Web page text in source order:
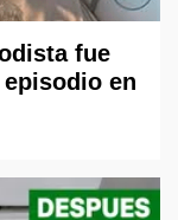
fue
en